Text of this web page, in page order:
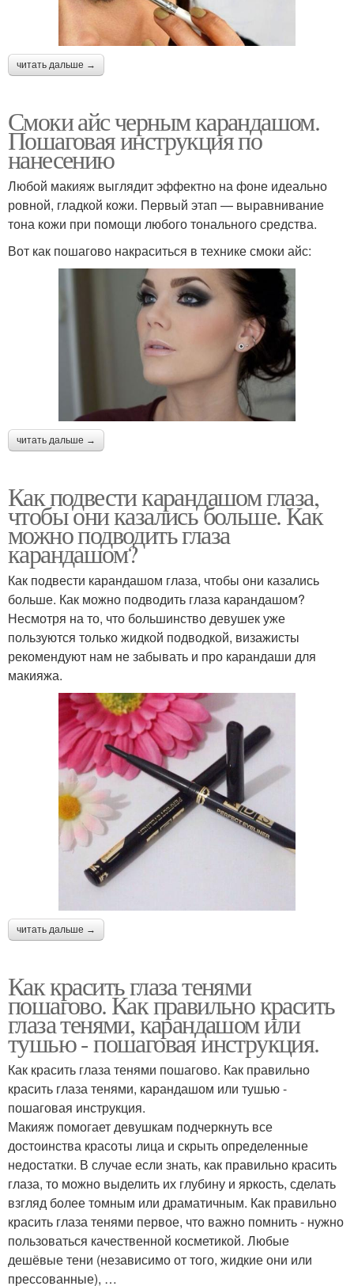
читать дальше →
Смоки айс черным карандашом.
Пошаговая инструкция по
нанесению
Любой макияж выглядит эффектно на фоне идеально
ровной, гладкой кожи. Первый этап — выравнивание
тона кожи при помощи любого тонального средства.
Вот как пошагово накраситься в технике смоки айс:
читать дальше →
Как подвести карандашом глаза,
чтобы они казались больше. Как
можно подводить глаза
карандашом?
Как подвести карандашом глаза, чтобы они казались
больше. Как можно подводить глаза карандашом?
Несмотря на то, что большинство девушек уже
пользуются только жидкой подводкой, визажисты
рекомендуют нам не забывать и про карандаши для
макияжа.
читать дальше →
Как красить глаза тенями
пошагово. Как правильно красить
глаза тенями, карандашом или
тушью - пошаговая инструкция.
Как красить глаза тенями пошагово. Как правильно
красить глаза тенями, карандашом или тушью -
пошаговая инструкция.
Макияж помогает девушкам подчеркнуть все
достоинства красоты лица и скрыть определенные
недостатки. В случае если знать, как правильно красить
глаза, то можно выделить их глубину и яркость, сделать
взгляд более томным или драматичным. Как правильно
красить глаза тенями первое, что важно помнить - нужно
пользоваться качественной косметикой. Любые
дешёвые тени (независимо от того, жидкие они или
прессованные), …